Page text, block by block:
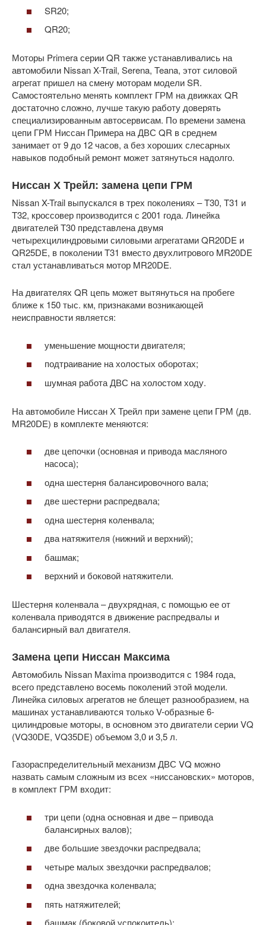
SR20;
QR20;
Моторы Primera серии QR также устанавливались на
автомобили Nissan X-Trail, Serena, Teana, этот силовой
агрегат пришел на смену моторам модели SR.
Самостоятельно менять комплект ГРМ на движках QR
достаточно сложно, лучше такую работу доверять
специализированным автосервисам. По времени замена
цепи ГРМ Ниссан Примера на ДВС QR в среднем
занимает от 9 до 12 часов, а без хороших слесарных
навыков подобный ремонт может затянуться надолго.
Ниссан Х Трейл: замена цепи ГРМ
Nissan X-Trail выпускался в трех поколениях – T30, T31 и
T32, кроссовер производится с 2001 года. Линейка
двигателей T30 представлена двумя
четырехцилиндровыми силовыми агрегатами QR20DE и
QR25DE, в поколении T31 вместо двухлитрового MR20DE
стал устанавливаться мотор MR20DE.
На двигателях QR цепь может вытянуться на пробеге
ближе к 150 тыс. км, признаками возникающей
неисправности является:
уменьшение мощности двигателя;
подтраивание на холостых оборотах;
шумная работа ДВС на холостом ходу.
На автомобиле Ниссан Х Трейл при замене цепи ГРМ (дв.
MR20DE) в комплекте меняются:
две цепочки (основная и привода масляного
насоса);
одна шестерня балансировочного вала;
две шестерни распредвала;
одна шестерня коленвала;
два натяжителя (нижний и верхний);
башмак;
верхний и боковой натяжители.
Шестерня коленвала – двухрядная, с помощью ее от
коленвала приводятся в движение распредвалы и
балансирный вал двигателя.
Замена цепи Ниссан Максима
Автомобиль Nissan Maxima производится с 1984 года,
всего представлено восемь поколений этой модели.
Линейка силовых агрегатов не блещет разнообразием, на
машинах устанавливаются только V-образные 6-
цилиндровые моторы, в основном это двигатели серии VQ
(VQ30DE, VQ35DE) объемом 3,0 и 3,5 л.
Газораспределительный механизм ДВС VQ можно
назвать самым сложным из всех «ниссановских» моторов,
в комплект ГРМ входит:
три цепи (одна основная и две – привода
балансирных валов);
две большие звездочки распредвала;
четыре малых звездочки распредвалов;
одна звездочка коленвала;
пять натяжителей;
башмак (боковой успокоитель);